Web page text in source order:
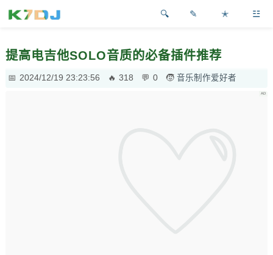
✎ ✭ ☳
提高电吉他SOLO音质的必备插件推荐
2024/12/19 23:23:56 318 0 音乐制作爱好者